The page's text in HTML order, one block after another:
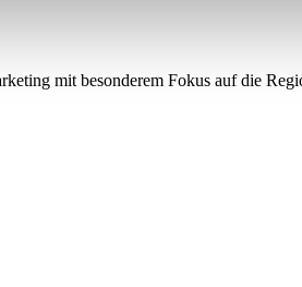
mit besonderem Fokus auf die